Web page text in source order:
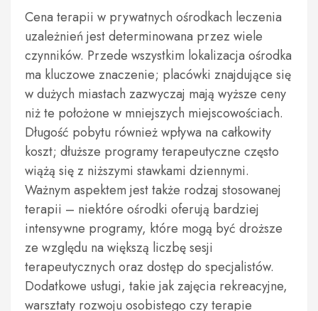
Cena terapii w prywatnych ośrodkach leczenia
uzależnień jest determinowana przez wiele
czynników. Przede wszystkim lokalizacja ośrodka
ma kluczowe znaczenie; placówki znajdujące się
w dużych miastach zazwyczaj mają wyższe ceny
niż te położone w mniejszych miejscowościach.
Długość pobytu również wpływa na całkowity
koszt; dłuższe programy terapeutyczne często
wiążą się z niższymi stawkami dziennymi.
Ważnym aspektem jest także rodzaj stosowanej
terapii – niektóre ośrodki oferują bardziej
intensywne programy, które mogą być droższe
ze względu na większą liczbę sesji
terapeutycznych oraz dostęp do specjalistów.
Dodatkowe usługi, takie jak zajęcia rekreacyjne,
warsztaty rozwoju osobistego czy terapie